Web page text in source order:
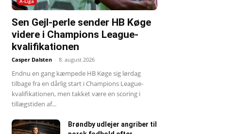
Sen Gejl-perle sender HB Køge
videre i Champions League-
kvalifikationen
Casper Dalsten - 8. august 2026
Endnu en gang kæmpede HB Køge sig lørdag
tilbage fra en dårlig start i Champions League-
kvalifikationen, men takket være en scoring i
tillægstiden af...
Brøndby udlejer angriber til